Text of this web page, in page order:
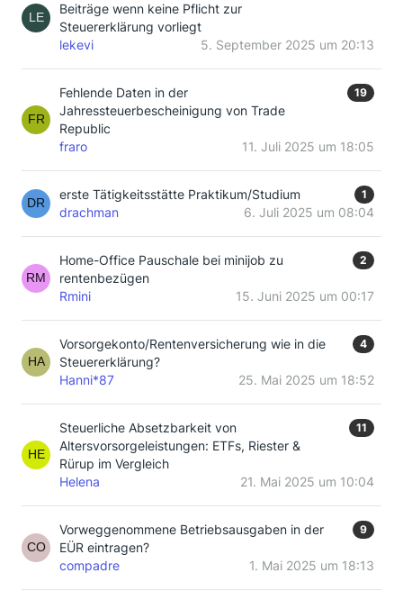
Beiträge wenn keine Pflicht zur
Steuererklärung vorliegt
lekevi 5. September 2025 um 20:13
Fehlende Daten in der
Jahressteuerbescheinigung von Trade
Republic
19
fraro 11. Juli 2025 um 18:05
erste Tätigkeitsstätte Praktikum/Studium 1
drachman 6. Juli 2025 um 08:04
Home-Office Pauschale bei minijob zu
rentenbezügen
2
Rmini 15. Juni 2025 um 00:17
Vorsorgekonto/Rentenversicherung wie in die
Steuererklärung?
4
Hanni*87 25. Mai 2025 um 18:52
Steuerliche Absetzbarkeit von
Altersvorsorgeleistungen: ETFs, Riester &
Rürup im Vergleich
11
Helena 21. Mai 2025 um 10:04
Vorweggenommene Betriebsausgaben in der
EÜR eintragen?
9
compadre 1. Mai 2025 um 18:13